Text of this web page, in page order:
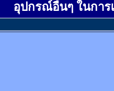
อุปกรณ์อื่นๆ ในกา